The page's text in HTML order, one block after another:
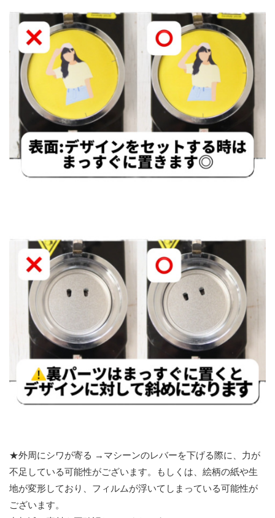
★外周にシワが寄る →マシーンのレバーを下げる際に、力が
不足している可能性がございます。もしくは、絵柄の紙や生
地が変形しており、フィルムが浮いてしまっている可能性が
ございます。